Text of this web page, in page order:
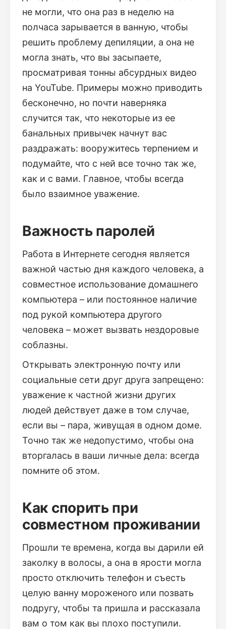
не могли, что она раз в неделю на
полчаса зарывается в ванную, чтобы
решить проблему депиляции, а она не
могла знать, что вы засыпаете,
просматривая тонны абсурдных видео
на YouTube. Примеры можно приводить
бесконечно, но почти наверняка
случится так, что некоторые из ее
банальных привычек начнут вас
раздражать: вооружитесь терпением и
подумайте, что с ней все точно так же,
как и с вами. Главное, чтобы всегда
было взаимное уважение.
Важность паролей
Работа в Интернете сегодня является
важной частью дня каждого человека, а
совместное использование домашнего
компьютера – или постоянное наличие
под рукой компьютера другого
человека – может вызвать нездоровые
соблазны.
Открывать электронную почту или
социальные сети друг друга запрещено:
уважение к частной жизни других
людей действует даже в том случае,
если вы – пара, живущая в одном доме.
Точно так же недопустимо, чтобы она
вторгалась в ваши личные дела: всегда
помните об этом.
Как спорить при
совместном проживании
Прошли те времена, когда вы дарили ей
заколку в волосы, а она в ярости могла
просто отключить телефон и съесть
целую ванну мороженого или позвать
подругу, чтобы та пришла и рассказала
вам о том как вы плохо поступили.